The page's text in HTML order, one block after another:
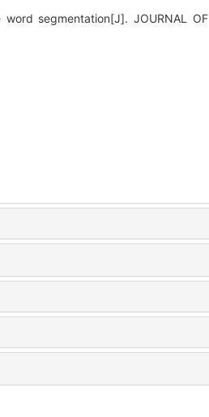
segmentation[J]. JOURNAL OF